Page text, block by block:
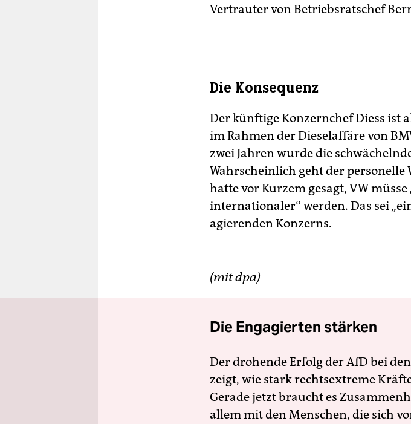
Vertrauter von Betriebsratschef
Die Konsequenz
Der künftige Konzernchef Diess ist
im Rahmen der Dieselaffäre von
zwei Jahren wurde die
Wahrscheinlich geht der personelle
hatte vor Kurzem gesagt, VW
internationaler“ werden. Das sei
agierenden Konzerns.
(mit dpa)
Die Engagierten stärken
Der drohende Erfolg der AfD bei
zeigt, wie stark rechtsextreme
Gerade jetzt braucht es
allem mit den Menschen, die sich